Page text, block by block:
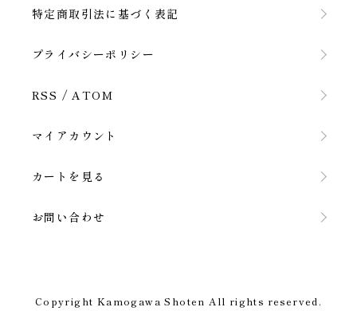
特定商取引法に基づく表記
プライバシーポリシー
RSS / ATOM
マイアカウント
カートを見る
お問い合わせ
Copyright Kamogawa Shoten All rights reserved.